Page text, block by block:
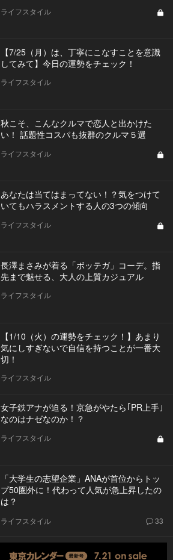
ライフスタイル
【7/25（月）は、丁寧にこなすことを意識
してみて】今日の運勢をチェック！
ライフスタイル
秋こそ、こんなクルマで恋人と出かけた
い！ 話題性コスパも抜群のクルマ５選
ライフスタイル
あなたは当てはまってない！？気をつけて
いてもハラスメントする人の3つの傾向
ライフスタイル
長澤まさみが着る「ボッテガ」コーデ。指
先まで魅せる、大人の上質カジュアル
ライフスタイル
【1/10（火）の運勢をチェック！】あまり
気にしすぎないで自信を持つことが一番大
切！
ライフスタイル
女子鉄アナが迫る！京急がやたら｢PR上手｣
なのはナゼなのか！？
ライフスタイル
「大学生の志望企業」ANAが首位からトッ
プ50圏外に！代わって人気が急上昇したの
は？
ライフスタイル 33